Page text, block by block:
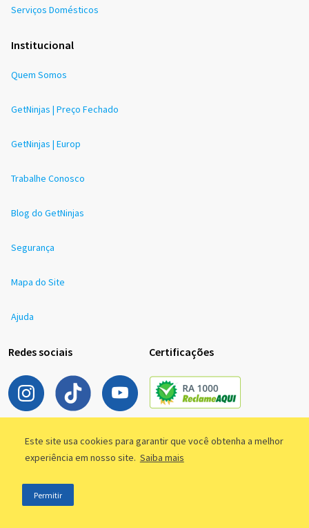
Este site usa cookies para garantir que você obtenha a melhor
experiência em nosso site. Saiba mais
Permitir
Serviços Domésticos
Institucional
Quem Somos
GetNinjas | Preço Fechado
GetNinjas | Europ
Trabalhe Conosco
Blog do GetNinjas
Segurança
Mapa do Site
Ajuda
Redes sociais Certificações